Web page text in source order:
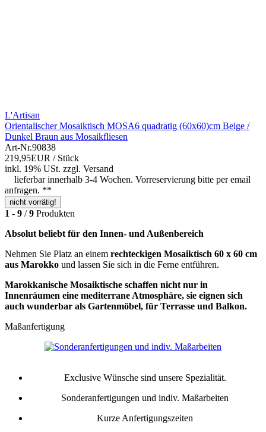
L'Artisan
Orientalischer Mosaiktisch MOSA6 quadratig (60x60)cm Beige /
Dunkel Braun aus Mosaikfliesen
Art-Nr.90838
219,95EUR / Stück
inkl. 19% USt. zzgl. Versand
lieferbar innerhalb 3-4 Wochen. Vorreservierung bitte per email
anfragen. **
nicht vorrätig!
1 - 9 /9 Produkten
Absolut beliebt für den Innen- und Außenbereich
Nehmen Sie Platz an einem rechteckigen Mosaiktisch 60 x 60 cm
aus Marokko und lassen Sie sich in die Ferne entführen.
Marokkanische Mosaiktische schaffen nicht nur in
Innenräumen eine mediterrane Atmosphäre, sie eignen sich
auch wunderbar als Gartenmöbel, für Terrasse und Balkon.
Maßanfertigung
Exclusive Wünsche sind unsere Spezialität.
Sonderanfertigungen und indiv. Maßarbeiten
Kurze Anfertigungszeiten